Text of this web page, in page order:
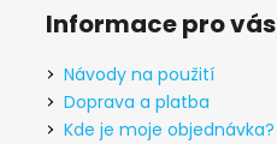
Informace pro vás
Návody na použití
Doprava a platba
Kde je moje objednávka?